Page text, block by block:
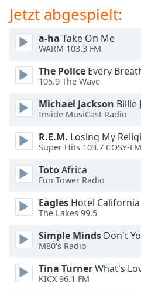
dialog
window.
Escape
cancel
close
window.
Color
Opacity
Background
Color
Jetzt abgespielt:
a-ha Take On Me
WARM 103.3 FM
The Police Every
105.9 The Wave
Michael Jackson Billie
Inside MusiCast Radio
R.E.M. Losing My
Super Hits 103.7 COSY-FM
TotoAfrica
Fun Tower Radio
Eagles Hotel California
The Lakes 99.5
Simple Minds Don't
M80's Radio
Tina TurnerWhat's
KICX 96.1 FM